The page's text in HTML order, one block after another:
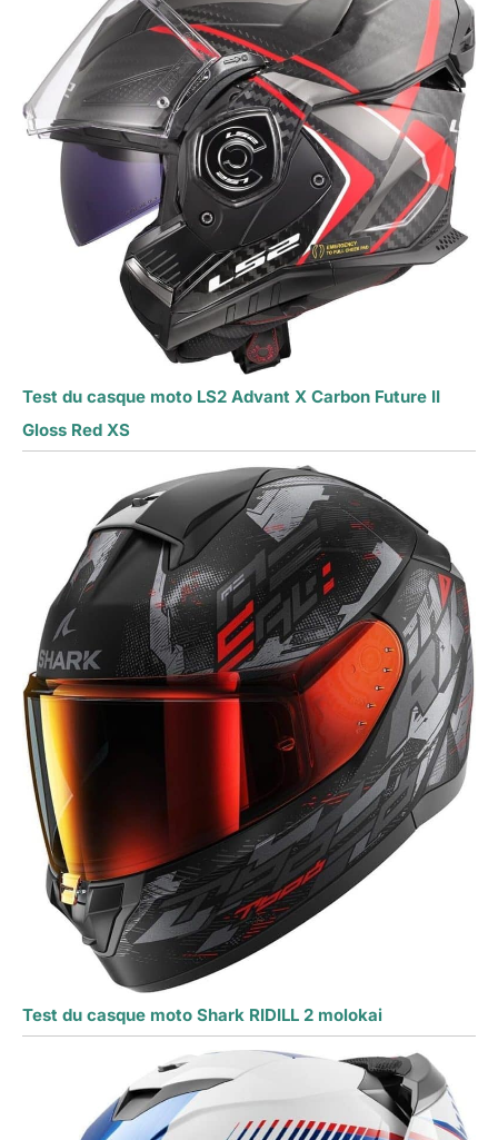
Test du casque moto LS2 Advant X Carbon Future II
Gloss Red XS
Test du casque moto Shark RIDILL 2 molokai